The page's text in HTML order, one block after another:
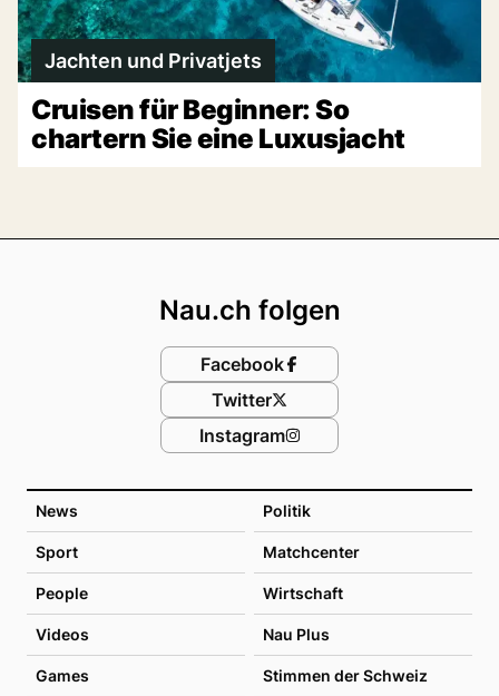
Jachten und Privatjets
Cruisen für Beginner: So
chartern Sie eine Luxusjacht
News Politik
Sport Matchcenter
People Wirtschaft
Videos Nau Plus
Games Stimmen der Schweiz
Nau.ch folgen
Facebook
Twitter
Instagram